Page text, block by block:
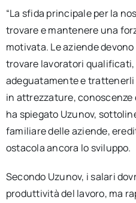
“La sfida principale per la
trovare e mantenere una
motivata. Le aziende
trovare lavoratori
adeguatamente e
in attrezzature, conoscenze
ha spiegato Uzunov,
familiare delle aziende,
ostacola ancora lo sviluppo.
Secondo Uzunov, i salari
produttività del lavoro, ma